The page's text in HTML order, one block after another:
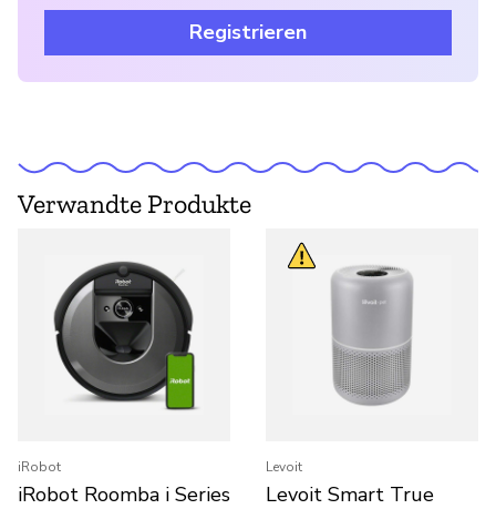
Registrieren
Verwandte Produkte
iRobot
iRobot Roomba i Series
Levoit
Levoit Smart True